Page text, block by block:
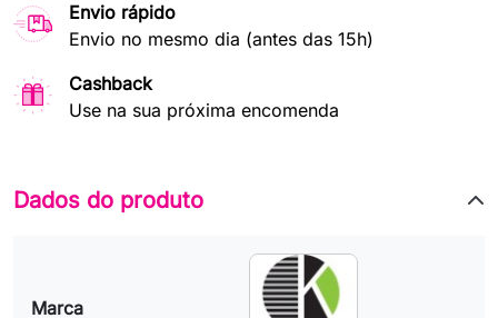
Envio rápido
Envio no mesmo dia (antes das 15h)
Cashback
Use na sua próxima encomenda
Dados do produto
Marca